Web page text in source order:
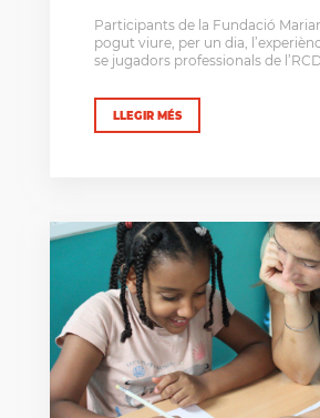
Participants de la Fundació
pogut viure, per un dia,
se jugadors professionals de
LLEGIR MÉS